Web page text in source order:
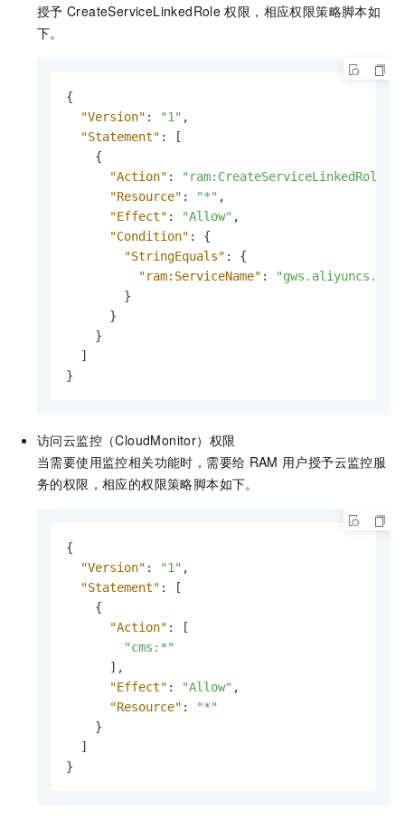
授予 CreateServiceLinkedRole 权限，相应权限策略脚本如
下。
{
"Version" : "1" ,
"Statement" :
[
{
"Action" : "ram:CreateServiceLinkedRole"
"Resource" : "*" ,
"Effect" : "Allow" ,
"Condition" :
{
"StringEquals" :
{
"ram:ServiceName" :
"gws.aliyuncs.com"
}
}
}
]
}
访问云监控（CloudMonitor）权限
当需要使用监控相关功能时，需要给 RAM 用户授予云监控服
务的权限，相应的权限策略脚本如下。
{
"Version" : "1" ,
"Statement" :
[
{
"Action" :
[
"cms:*"
] ,
"Effect" : "Allow" ,
"Resource" :
"*"
}
]
}